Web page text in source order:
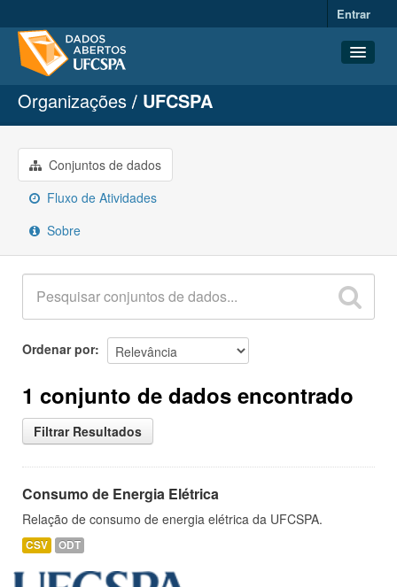
Entrar
Conjuntos de dados
Organizações
Grupos
Sobre
Organizações UFCSPA
Conjuntos de dados
Fluxo de Atividades
Sobre
Ordenar por
1 conjunto de dados encontrado
Filtrar Resultados
Consumo de Energia Elétrica
Relação de consumo de energia elétrica da UFCSPA.
CSV ODT